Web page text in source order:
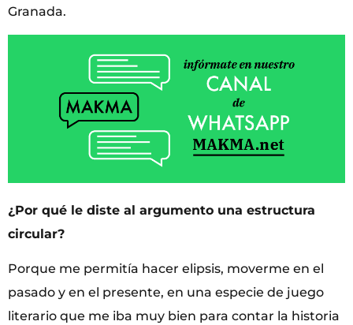
Granada.
¿Por qué le diste al argumento una estructura
circular?
Porque me permitía hacer elipsis, moverme en el
pasado y en el presente, en una especie de juego
literario que me iba muy bien para contar la historia